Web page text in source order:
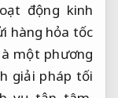
động kinh
hàng hỏa tốc
một phương
giải pháp tối